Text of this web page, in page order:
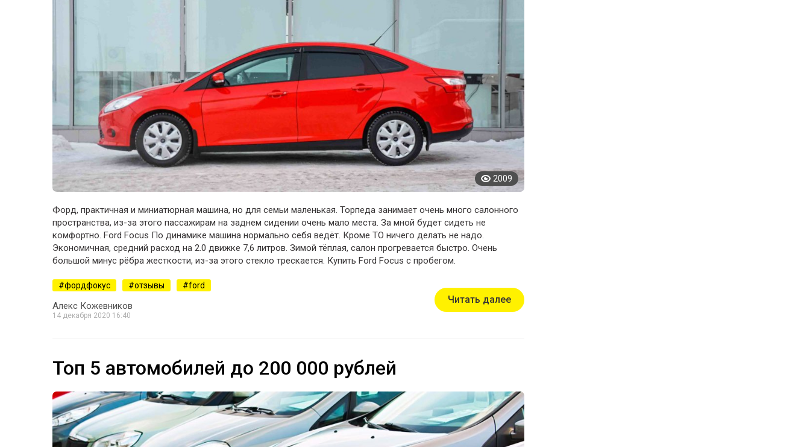
2009
Форд, практичная и миниатюрная машина, но для семьи маленькая. Торпеда занимает очень много салонного
пространства, из-за этого пассажирам на заднем сидении очень мало места. За мной будет сидеть не
комфортно. Ford Focus По динамике машина нормально себя ведёт. Кроме ТО ничего делать не надо.
Экономичная, средний расход на 2.0 движке 7,6 литров. Зимой тёплая, салон прогревается быстро. Очень
большой минус рёбра жесткости, из-за этого стекло трескается. Купить Ford Focus с пробегом.
фордфокус отзывы ford
Алекс Кожевников
14 декабря 2020 16:40
Читать далее
Топ 5 автомобилей до 200 000 рублей